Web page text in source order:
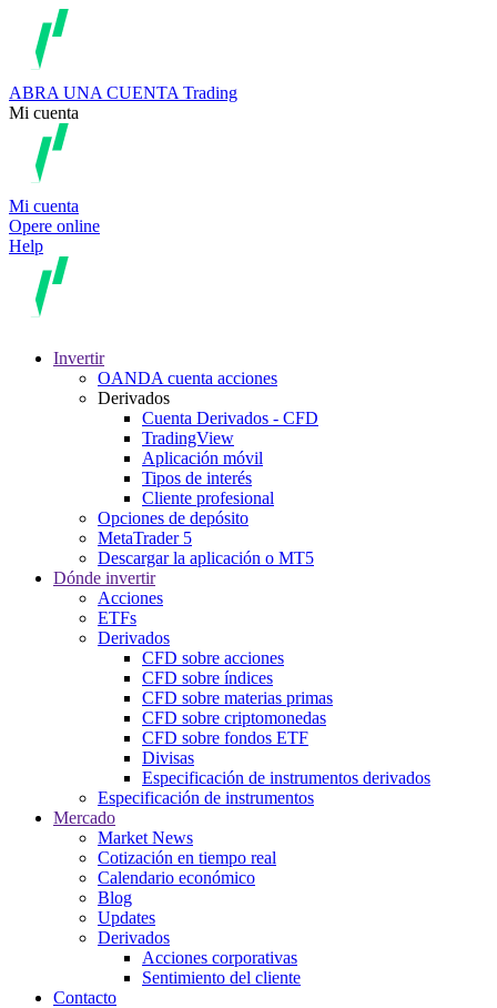
ABRA UNA CUENTA Trading
Mi cuenta
Mi cuenta
Opere online
Help
Invertir
OANDA cuenta acciones
Derivados
Cuenta Derivados - CFD
TradingView
Aplicación móvil
Tipos de interés
Cliente profesional
Opciones de depósito
MetaTrader 5
Descargar la aplicación o MT5
Dónde invertir
Acciones
ETFs
Derivados
CFD sobre acciones
CFD sobre índices
CFD sobre materias primas
CFD sobre criptomonedas
CFD sobre fondos ETF
Divisas
Especificación de instrumentos derivados
Especificación de instrumentos
Mercado
Market News
Cotización en tiempo real
Calendario económico
Blog
Updates
Derivados
Acciones corporativas
Sentimiento del cliente
Contacto